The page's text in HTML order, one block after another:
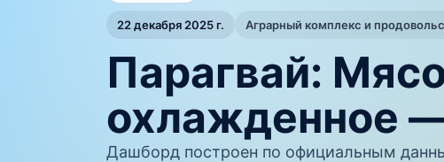
22 декабря 2025 г. Аграрный комплекс и
Парагвай:
охлажденное
Дашборд построен по официальным